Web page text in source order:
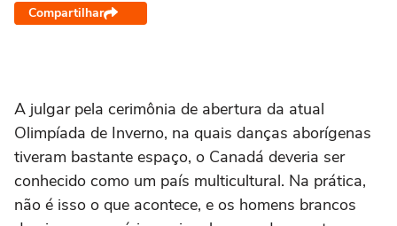
Compartilhar
A julgar pela cerimônia de abertura da atual
Olimpíada de Inverno, na quais danças aborígenas
tiveram bastante espaço, o Canadá deveria ser
conhecido como um país multicultural. Na prática,
não é isso o que acontece, e os homens brancos